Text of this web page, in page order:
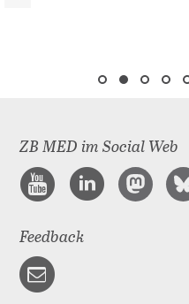
ZB MED im Social Web
Feedback